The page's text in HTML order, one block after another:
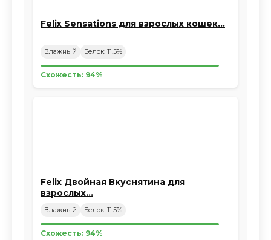
Felix Sensations для взрослых кошек…
Влажный Белок: 11.5%
Схожесть: 94%
Felix Двойная Вкуснятина для
взрослых…
Влажный Белок: 11.5%
Схожесть: 94%